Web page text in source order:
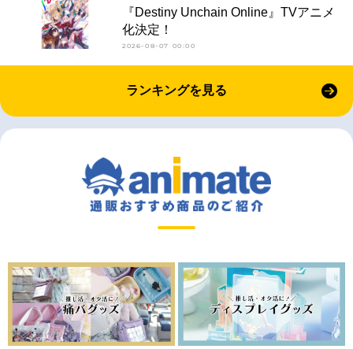
『Destiny Unchain Online』TVアニメ
化決定！
2026-08-07 00:00
ランキングを見る